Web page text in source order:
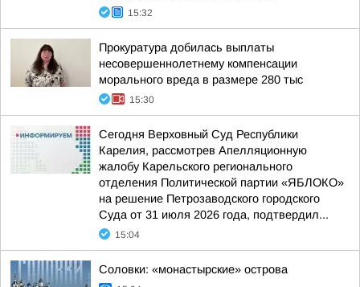
15:32
Прокуратура добилась выплаты
несовершеннолетнему компенсации
морального вреда в размере 280 тыс
15:30
Сегодня Верховный Суд Республики
Карелия, рассмотрев Апелляционную
жалобу Карельского регионального
отделения Политической партии «ЯБЛОКО»
на решение Петрозаводского городского
Суда от 31 июля 2026 года, подтвердил...
15:04
Соловки: «монастырские» острова